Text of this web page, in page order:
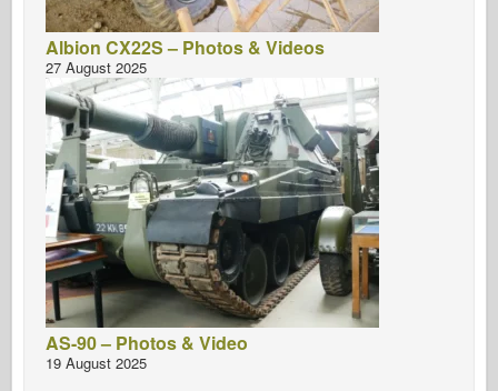
Albion CX22S – Photos & Videos
27 August 2025
AS-90 – Photos & Video
19 August 2025